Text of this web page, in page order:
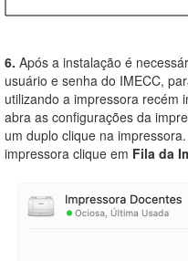
6. Após a instalação é
usuário e senha do IMECC,
utilizando a impressora recém
abra as configurações da
um duplo clique na
impressora clique em Fila da